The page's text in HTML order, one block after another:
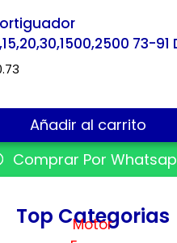
73-91
Añadir al carrito
Comprar Por
Top Categorias
Motor